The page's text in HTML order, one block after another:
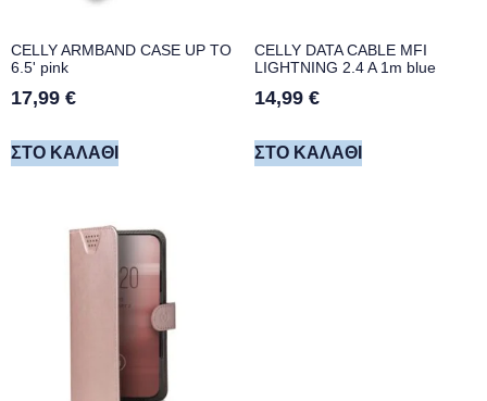
CELLY ARMBAND CASE UP TO
6.5' pink
17,99 €
ΣΤΟ ΚΑΛΆΘΙ
CELLY DATA CABLE MFI
LIGHTNING 2.4 A 1m blue
14,99 €
ΣΤΟ ΚΑΛΆΘΙ